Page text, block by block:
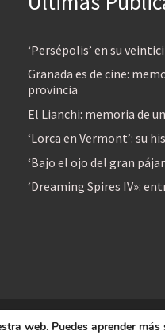
‘Persépolis’ en su
Granada es de cine:
provincia
El Lianchi: memoria de
‘Lorca en Vermont’: su
‘Bajo el ojo del gran
‘Dreaming Spires IV»:
web. Puedes aprender más